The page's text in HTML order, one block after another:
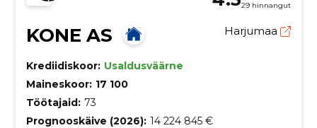
29 hinnangut
KONE AS Harjumaa
Krediidiskoor: Usaldusväärne
Maineskoor: 17 100
Töötajaid: 73
Prognooskäive (2026): 14 224 845 €